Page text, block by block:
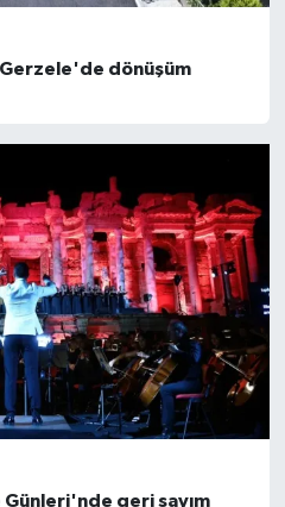
dönüşüm
geri sayım